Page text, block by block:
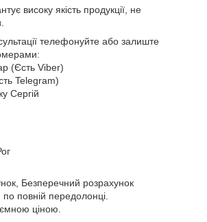
високу якість продукції, не
телефонуйте або залиште
(Єсть Viber)
Telegram)
Сергій
Безперечний розрахунок
повній передолонці.
ціною.